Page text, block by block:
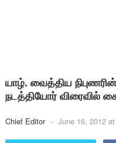
யாழ். வைத்திய
நடத்தியோர் விரைவில்
Chief Editor - June 16, 2012